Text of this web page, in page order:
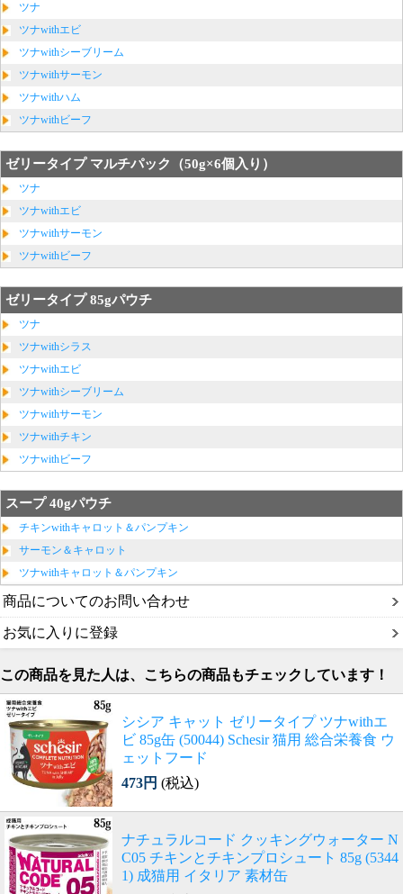
ツナ
ツナwithエビ
ツナwithシーブリーム
ツナwithサーモン
ツナwithハム
ツナwithビーフ
ゼリータイプ マルチパック（50g×6個入り）
ツナ
ツナwithエビ
ツナwithサーモン
ツナwithビーフ
ゼリータイプ 85gパウチ
ツナ
ツナwithシラス
ツナwithエビ
ツナwithシーブリーム
ツナwithサーモン
ツナwithチキン
ツナwithビーフ
スープ 40gパウチ
チキンwithキャロット＆パンプキン
サーモン＆キャロット
ツナwithキャロット＆パンプキン
商品についてのお問い合わせ
お気に入りに登録
この商品を見た人は、こちらの商品もチェックしています！
シシア キャット ゼリータイプ ツナwithエ
ビ 85g缶 (50044) Schesir 猫用 総合栄養食 ウ
ェットフード
473円 (税込)
ナチュラルコード クッキングウォーター N
C05 チキンとチキンプロシュート 85g (5344
1) 成猫用 イタリア 素材缶